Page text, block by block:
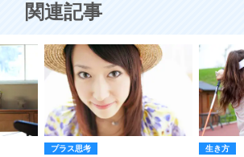
関連記事
プラス思考 生き方